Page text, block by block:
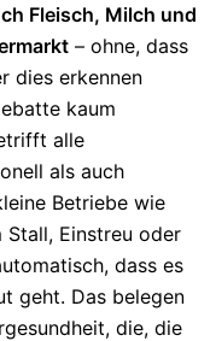
Fleisch, Milch und
– ohne, dass
dies erkennen
kaum
alle
als auch
Betriebe wie
Einstreu oder
dass es
geht. Das belegen
die, die